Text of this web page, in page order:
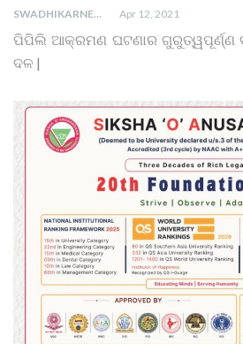
SWADHIKARNEWS Apr 12, 2021
ପିପିଲି ଆକ୍ରମଣ ଘଟଣାର ଗୁରୁତ୍ୱପୂର୍ଣ୍ଣ
ଦଳ |